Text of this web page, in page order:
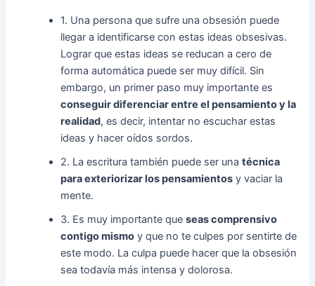
1. Una persona que sufre una obsesión puede
llegar a identificarse con estas ideas obsesivas.
Lograr que estas ideas se reducan a cero de
forma automática puede ser muy difícil. Sin
embargo, un primer paso muy importante es
conseguir diferenciar entre el pensamiento y la
realidad, es decir, intentar no escuchar estas
ideas y hacer oídos sordos.
2. La escritura también puede ser unatécnica
para exteriorizar los pensamientos y vaciar la
mente.
3. Es muy importante queseas comprensivo
contigo mismo y que no te culpes por sentirte de
este modo. La culpa puede hacer que la obsesión
sea todavía más intensa y dolorosa.